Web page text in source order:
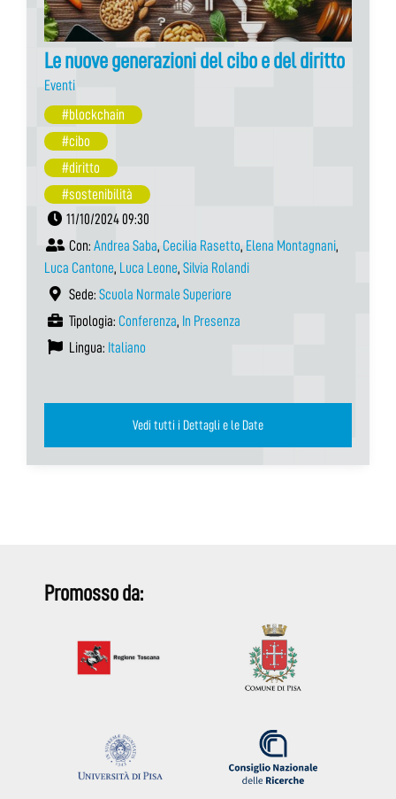
Le nuove generazioni del cibo e del diritto
Eventi
#blockchain
#cibo
#diritto
#sostenibilità
11/10/2024 09:30
Con: Andrea Saba, Cecilia Rasetto, Elena Montagnani,
Luca Cantone, Luca Leone, Silvia Rolandi
Sede: Scuola Normale Superiore
Tipologia: Conferenza, In Presenza
Lingua: Italiano
Vedi tutti i Dettagli e le Date
Promosso da: